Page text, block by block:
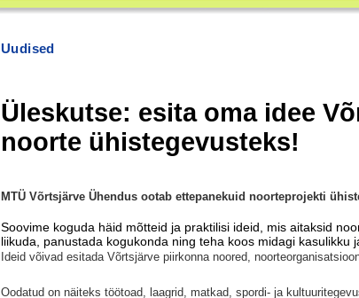
Uudised
Üleskutse: esita oma idee
noorte ühistegevusteks!
MTÜ Võrtsjärve Ühendus ootab ettepanekuid noorteprojekti
Soovime koguda häid mõtteid ja praktilisi ideid, mis aitaksid
liikuda, panustada kogukonda ning teha koos midagi kasulikku
Ideid võivad esitada Võrtsjärve piirkonna noored,
Oodatud on näiteks töötoad, laagrid, matkad, spordi- ja